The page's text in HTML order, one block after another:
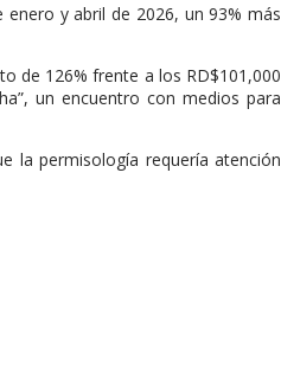
enero y abril de 2026, un 93% más
de 126% frente a los RD$101,000
un encuentro con medios para
la permisología requería atención